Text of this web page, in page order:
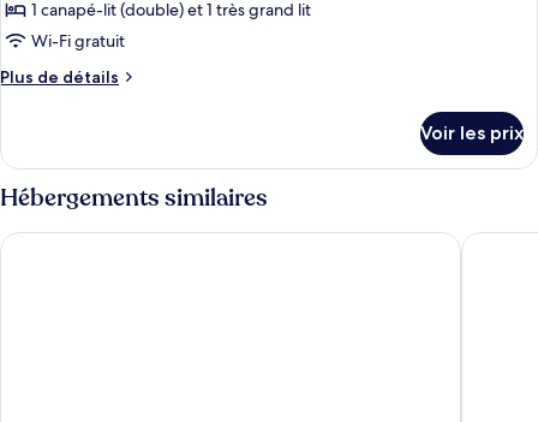
Accessible
Bed,
Accessible
photos
pour
ce
chambre :
Room,
1
King
1 canapé-lit (double) et 1 très grand lit
Wi-Fi gratuit
Plus de détails
Plus
le
type
de
chambre
Room,
Voir les prix
Hébergements similaires
Days Inn & Suites by Wyndham Mesa Near Phoenix La